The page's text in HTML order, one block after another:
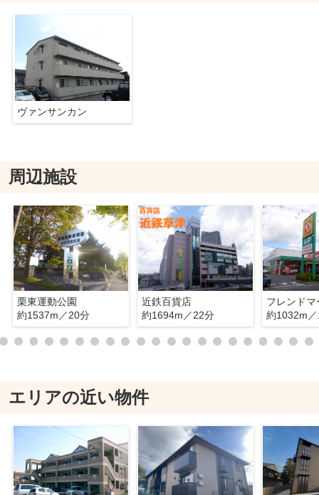
ヴァンサンカン
周辺施設
栗東運動公園
約1537m／20分
近鉄百貨店
約1694m／22分
フレンドマ
約1032m
エリアの近い物件